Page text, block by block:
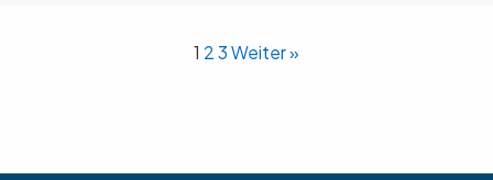
1 23Weiter »